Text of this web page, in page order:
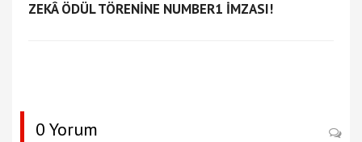
ZEKÂ ÖDÜL TÖRENİNE NUMBER1 İMZASI!
0 Yorum